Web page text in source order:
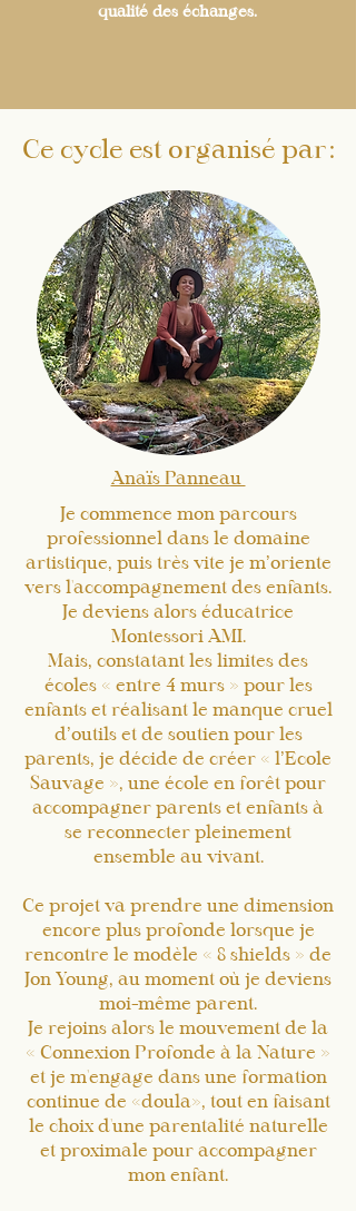
qualité des échanges.
Ce cycle est organisé par:
Anaïs Panneau
Je commence mon parcours
professionnel dans le domaine
artistique, puis très vite je m’oriente
vers l'accompagnement des enfants.
Je deviens alors éducatrice
Montessori AMI.
Mais, constatant les limites des
écoles « entre 4 murs » pour les
enfants et réalisant le manque cruel
d’outils et de soutien pour les
parents, je décide de créer « l’Ecole
Sauvage », une école en forêt pour
accompagner parents et enfants à
se reconnecter pleinement
ensemble au vivant.
Ce projet va prendre une dimension
encore plus profonde lorsque je
rencontre le modèle « 8 shields » de
Jon Young, au moment où je deviens
moi-même parent.
Je rejoins alors le mouvement de la
« Connexion Profonde à la Nature »
et je m'engage dans une formation
continue de «doula», tout en faisant
le choix d'une parentalité naturelle
et proximale pour accompagner
mon enfant.